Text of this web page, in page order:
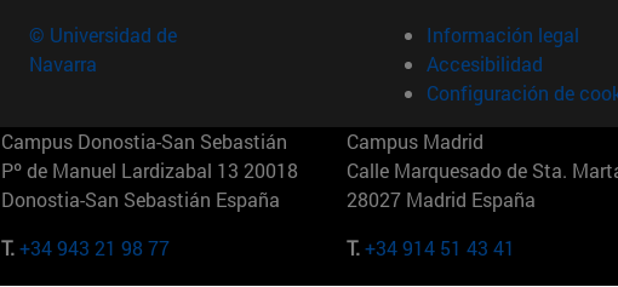
© Universidad de
Navarra
Información legal
Accesibilidad
Configuración de
Campus Donostia-San Sebastián
Pº de Manuel Lardizabal 13 20018
Donostia-San Sebastián España
T.+34 943 21 98 77
Campus Madrid
Calle Marquesado de Sta.
28027 Madrid España
T.+34 914 51 43 41